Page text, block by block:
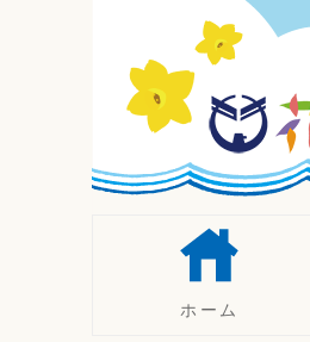
動
ホーム